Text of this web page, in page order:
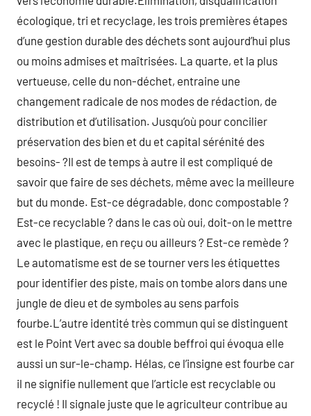
écologique, tri et recyclage, les trois premières étapes
d’une gestion durable des déchets sont aujourd’hui plus
ou moins admises et maîtrisées. La quarte, et la plus
vertueuse, celle du non-déchet, entraine une
changement radicale de nos modes de rédaction, de
distribution et d’utilisation. Jusqu’où pour concilier
préservation des bien et du et capital sérénité des
besoins- ?Il est de temps à autre il est compliqué de
savoir que faire de ses déchets, même avec la meilleure
but du monde. Est-ce dégradable, donc compostable ?
Est-ce recyclable ? dans le cas où oui, doit-on le mettre
avec le plastique, en reçu ou ailleurs ? Est-ce remède ?
Le automatisme est de se tourner vers les étiquettes
pour identifier des piste, mais on tombe alors dans une
jungle de dieu et de symboles au sens parfois
fourbe.L’autre identité très commun qui se distinguent
est le Point Vert avec sa double beffroi qui évoqua elle
aussi un sur-le-champ. Hélas, ce l’insigne est fourbe car
il ne signifie nullement que l’article est recyclable ou
recyclé ! Il signale juste que le agriculteur contribue au